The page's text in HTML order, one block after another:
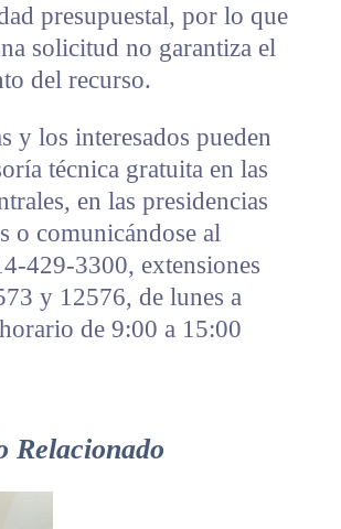
presupuestal, por lo que
solicitud no garantiza el
del recurso.
y los interesados pueden
técnica gratuita en las
en las presidencias
o comunicándose al
429-3300, extensiones
y 12576, de lunes a
de 9:00 a 15:00
Relacionado